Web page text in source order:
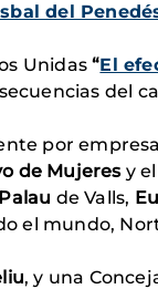
del
Unidas“El
del
por
de Mujeresy el
de Valls,
el mundo,
, y una